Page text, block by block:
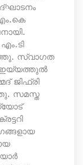
സ്വാഗത
ജിഫ്‌രി
സമസ്ത